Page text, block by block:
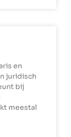
en
juridisch
bij
meestal